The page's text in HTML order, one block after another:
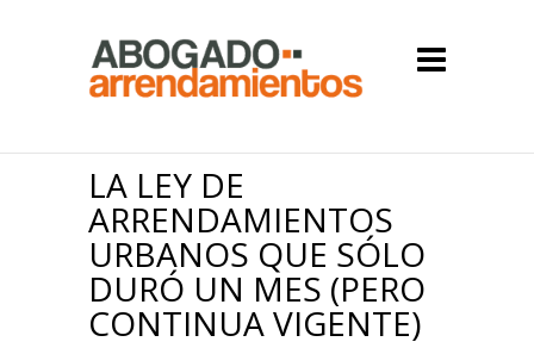
LA LEY DE
ARRENDAMIENTOS
URBANOS QUE SÓLO
DURÓ UN MES (PERO
CONTINUA VIGENTE)